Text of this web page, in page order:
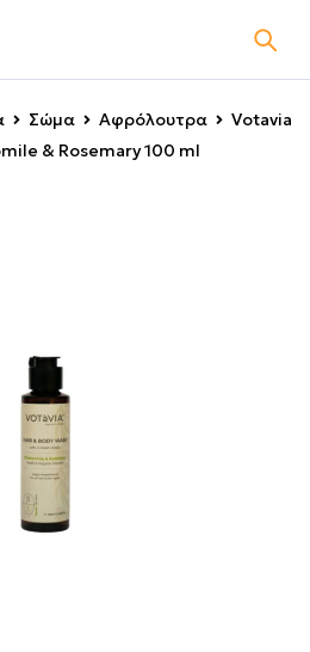
Σώμα Αφρόλουτρα
Votavia
& Rosemary 100 ml